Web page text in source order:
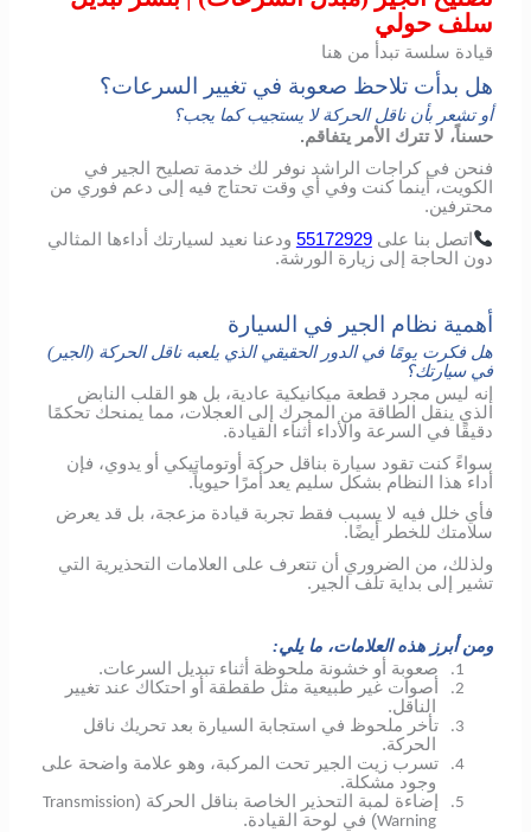
سلف حولي
قيادة سلسة تبدأ من هنا
هل بدأت تلاحظ صعوبة في تغيير السرعات؟
أو تشعر بأن ناقل الحركة لا يستجيب كما يجب؟
حسناً، لا تترك الأمر يتفاقم.
فنحن في كراجات الراشد نوفر لك خدمة تصليح الجير في
الكويت، أينما كنت وفي أي وقت تحتاج فيه إلى دعم فوري من
محترفين.
اتصل بنا على55172929 ودعنا نعيد لسيارتك أداءها
المثالي
دون
الحاجة إلى زيارة الورشة.
أهمية نظام الجير في السيارة
هل فكرت يومًا في الدور الحقيقي الذي يلعبه ناقل الحركة (الجير)
في سيارتك؟
إنه ليس مجرد قطعة ميكانيكية عادية، بل هو القلب النابض
الذي ينقل الطاقة من المحرك إلى العجلات، مما يمنحك تحكمًا
دقيقًا في السرعة والأداء أثناء القيادة.
سواءً كنت تقود سيارة بناقل حركة أوتوماتيكي أو يدوي، فإن
أداء هذا النظام بشكل سليم يعد أمرًا حيوياً.
فأي خلل فيه لا يسبب فقط تجربة قيادة مزعجة، بل قد يعرض
سلامتك للخطر أيضًا.
ولذلك، من الضروري أن تتعرف على العلامات التحذيرية التي
تشير إلى بداية تلف الجير.
ومن أبرز هذه العلامات، ما يلي:
1. صعوبة أو خشونة ملحوظة أثناء تبديل السرعات.
2.
أصوات غير طبيعية مثل طقطقة أو احتكاك عند تغيير
الناقل.
3.
تأخر ملحوظ في استجابة السيارة بعد تحريك ناقل
الحركة.
4.
تسرب زيت الجير تحت المركبة، وهو علامة واضحة على
وجود مشكلة.
5. إضاءة لمبة التحذير الخاصة بناقل الحركة (Transmission
Warning) في لوحة القيادة.